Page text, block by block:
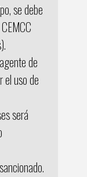
se debe
de
el uso de
será